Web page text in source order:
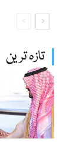
تازہ ترین